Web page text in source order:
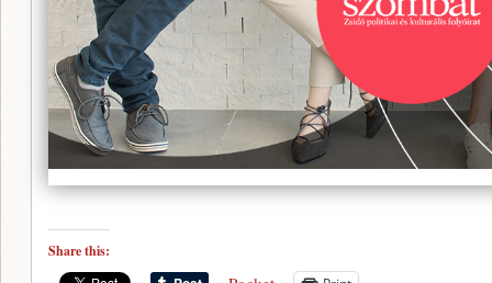
Share this: